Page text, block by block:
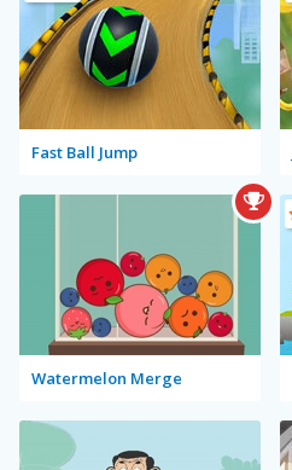
Fast Ball Jump
Watermelon Merge